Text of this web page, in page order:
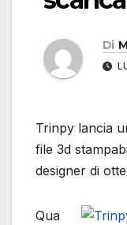
Di
Trinpy lancia
file 3d
designer di
Qua